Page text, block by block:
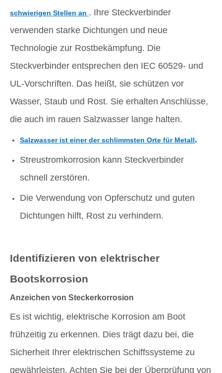
schwierigen Stellen an . Ihre Steckverbinder
verwenden starke Dichtungen und neue
Technologie zur Rostbekämpfung. Die
Steckverbinder entsprechen den IEC 60529- und
UL-Vorschriften. Das heißt, sie schützen vor
Wasser, Staub und Rost. Sie erhalten Anschlüsse,
die auch im rauen Salzwasser lange halten.
Salzwasser ist einer der schlimmsten Orte für Metall.
Streustromkorrosion kann Steckverbinder
schnell zerstören.
Die Verwendung von Opferschutz und guten
Dichtungen hilft, Rost zu verhindern.
Identifizieren von elektrischer
Bootskorrosion
Anzeichen von Steckerkorrosion
Es ist wichtig, elektrische Korrosion am Boot
frühzeitig zu erkennen. Dies trägt dazu bei, die
Sicherheit Ihrer elektrischen Schiffssysteme zu
gewährleisten. Achten Sie bei der Überprüfung von